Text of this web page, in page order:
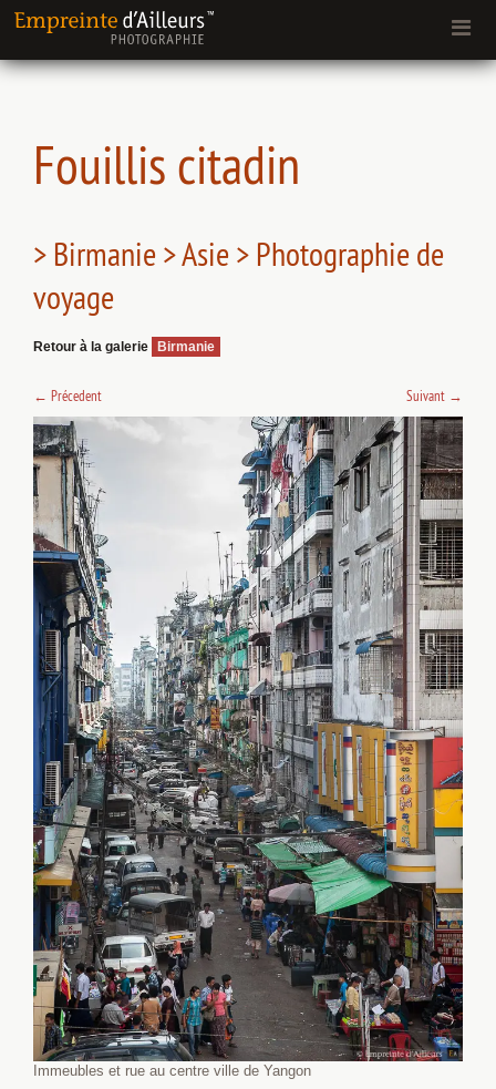
Fouillis citadin
> Birmanie > Asie > Photographie de
voyage
Retour à la galerie Birmanie
← Précedent Suivant →
Immeubles et rue au centre ville de Yangon